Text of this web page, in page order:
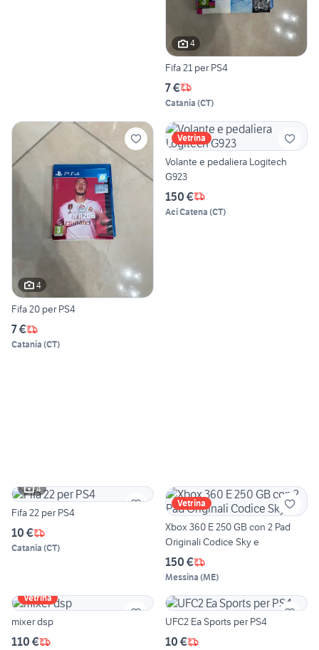
4
Fifa 21 per PS4
7 €
Catania (CT)
4
Fifa 20 per PS4
7 €
Catania (CT)
Vetrina
Volante e pedaliera Logitech
G923
150 €
Aci Catena (CT)
4
Fifa 22 per PS4
10 €
Catania (CT)
Vetrina
Xbox 360 E 250 GB con 2 Pad
Originali Codice Sky e
150 €
Messina (ME)
Vetrina
mixer dsp
110 €
UFC2 Ea Sports per PS4
10 €